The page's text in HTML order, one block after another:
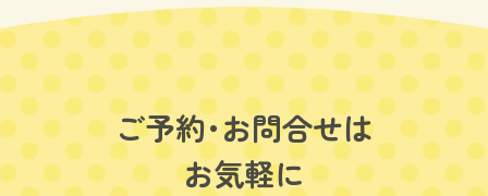
ご予約･お問合せは
お気軽に